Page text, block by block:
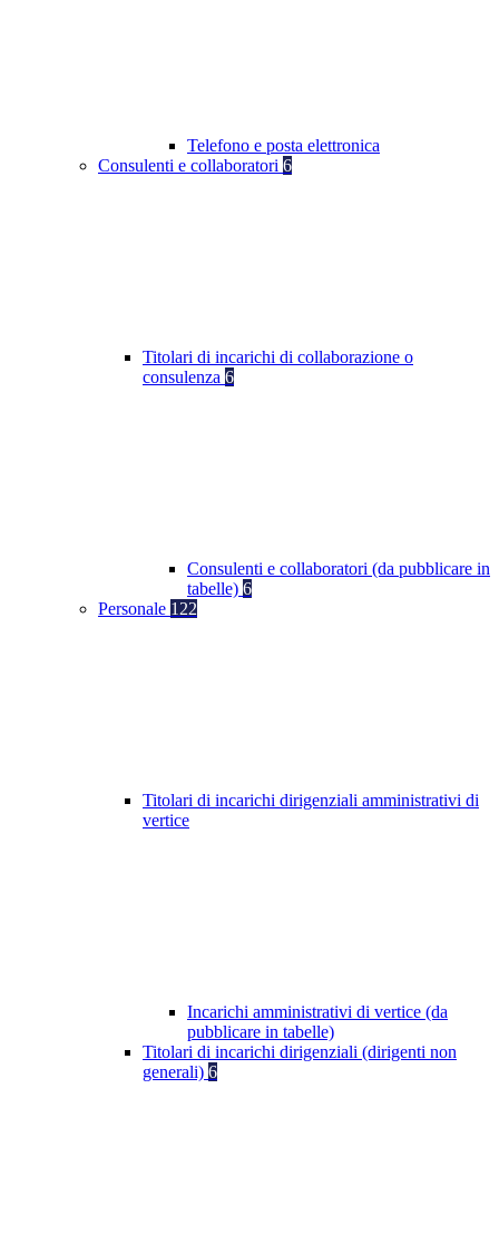
Telefono e posta elettronica
Consulenti e collaboratori 6
Titolari di incarichi di collaborazione o
consulenza 6
Consulenti e collaboratori (da pubblicare in
tabelle) 6
Personale 122
Titolari di incarichi dirigenziali amministrativi di
vertice
Incarichi amministrativi di vertice (da
pubblicare in tabelle)
Titolari di incarichi dirigenziali (dirigenti non
generali) 6